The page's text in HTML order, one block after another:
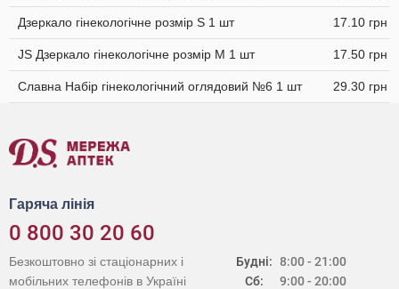
Дзеркало гінекологічне розмір S 1 шт 17.10 грн
JS Дзеркало гінекологічне розмір M 1 шт 17.50 грн
Славна Набір гінекологічний оглядовий №6 1 шт 29.30 грн
Гаряча лінія
0 800 30 20 60
Будні:
Сб:
8:00 - 21:00
9:00 - 20:00
Безкоштовно зі стаціонарних і
мобільних телефонів в Україні